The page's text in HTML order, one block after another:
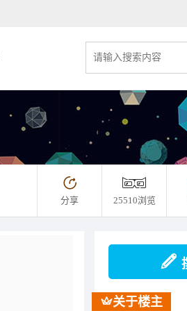
分享 25510浏览
关于楼主